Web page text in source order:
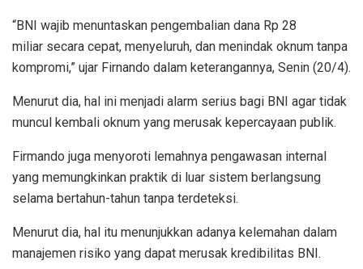
“BNI wajib menuntaskan pengembalian dana Rp 28
miliar secara cepat, menyeluruh, dan menindak oknum tanpa
kompromi,” ujar Firnando dalam keterangannya, Senin (20/4).
Menurut dia, hal ini menjadi alarm serius bagi BNI agar tidak
muncul kembali oknum yang merusak kepercayaan publik.
Firmando juga menyoroti lemahnya pengawasan internal
yang memungkinkan praktik di luar sistem berlangsung
selama bertahun-tahun tanpa terdeteksi.
Menurut dia, hal itu menunjukkan adanya kelemahan dalam
manajemen risiko yang dapat merusak kredibilitas BNI.